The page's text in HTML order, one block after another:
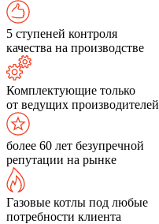
5 ступеней контроля
качества на производстве
Комплектующие только
от ведущих производителей
более 60 лет безупречной
репутации на рынке
Газовые котлы под любые
потребности клиента